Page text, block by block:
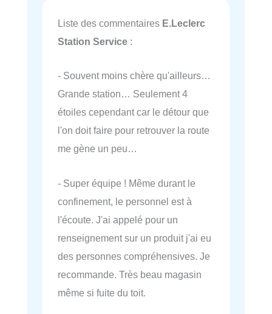
Liste des commentaires E.Leclerc
Station Service :
- Souvent moins chère qu'ailleurs…
Grande station… Seulement 4
étoiles cependant car le détour que
l'on doit faire pour retrouver la route
me gène un peu…
- Super équipe ! Même durant le
confinement, le personnel est à
l'écoute. J'ai appelé pour un
renseignement sur un produit j'ai eu
des personnes compréhensives. Je
recommande. Très beau magasin
même si fuite du toit.